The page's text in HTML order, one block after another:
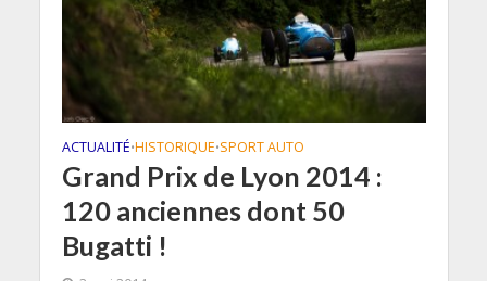
ACTUALITÉ•HISTORIQUE•SPORT AUTO
Grand Prix de Lyon 2014 :
120 anciennes dont 50
Bugatti !